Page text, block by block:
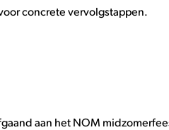
concrete vervolgstappen.
aan het NOM